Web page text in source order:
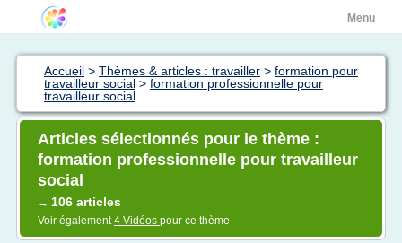
Menu
Accueil > Thèmes & articles : travailler > formation pour
travailleur social > formation professionnelle pour
travailleur social
Articles sélectionnés pour le thème :
formation professionnelle pour travailleur
social
→ 106 articles
Voir également4 Vidéos pour ce thème